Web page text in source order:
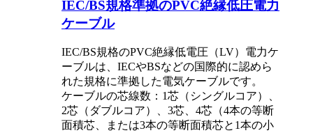
IEC/BS規格準拠のPVC絶縁低圧電力
ケーブル
IEC/BS規格のPVC絶縁低電圧（LV）電力ケ
ーブルは、IECやBSなどの国際的に認めら
れた規格に準拠した電気ケーブルです。
ケーブルの芯線数：1芯（シングルコア）、
2芯（ダブルコア）、3芯、4芯（4本の等断
面積芯、または3本の等断面積芯と1本の小